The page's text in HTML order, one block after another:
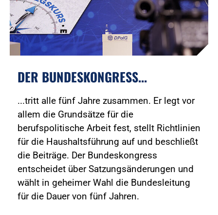
DER BUNDESKONGRESS...
...tritt alle fünf Jahre zusammen. Er legt vor
allem die Grundsätze für die
berufspolitische Arbeit fest, stellt Richtlinien
für die Haushaltsführung auf und beschließt
die Beiträge. Der Bundeskongress
entscheidet über Satzungsänderungen und
wählt in geheimer Wahl die Bundesleitung
für die Dauer von fünf Jahren.